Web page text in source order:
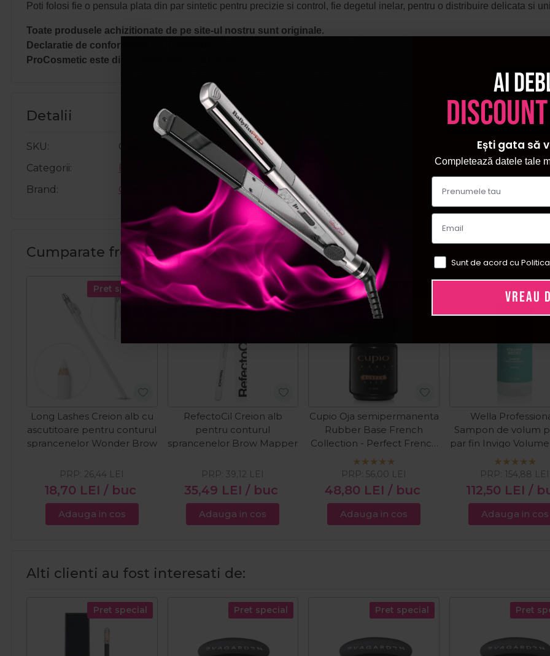
Poti folosi fie o pensula plata din par sintetic pentru precizie si control, fie degetul inelar, pentru o distribuire delicata si
Toate produsele achizitionate de pe site-ul nostru sunt originale.
Declaratie de conformitate ProCosmetic.
ProCosmetic este distribuitor autorizat Cupio.
Detalii
SKU
C8640
Categorii
Fard de pleoape
Brand
Cupio
Cumparate frecvent impreuna:
Pret special
Long Lashes Creion alb cu
ascutitoare pentru conturul
sprancenelor Wonder Brow
18,70 LEI / buc
PRP: 26,44 LEI
Adauga in cos
Pret special
RefectoCil Creion alb
pentru conturul
sprancenelor Brow Mapper
35,49 LEI / buc
PRP:39,12 LEI
Adauga in cos
Pret special
Cupio Oja semipermanenta
Rubber Base French
Collection - Perfect French
15ml
48,80 LEI / buc
PRP: 56,00 LEI
Adauga in cos
Pret
Wella
Sampon de volum
par fin Invigo
1000ml
112,50 LEI /
PRP: 154,88 LEI
Adauga in cos
Alti clienti au fost interesati de:
Pret special Pret special Pret special Pret
Ai
Ești gata să
Completează datele tale
Sunt de acord cu
VREAU